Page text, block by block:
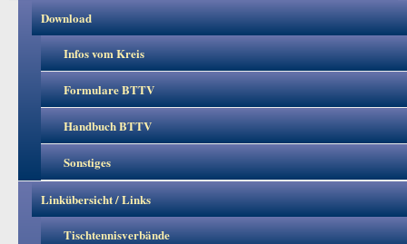
Download
Infos vom Kreis
Formulare BTTV
Handbuch BTTV
Sonstiges
Linkübersicht / Links
Tischtennisverbände